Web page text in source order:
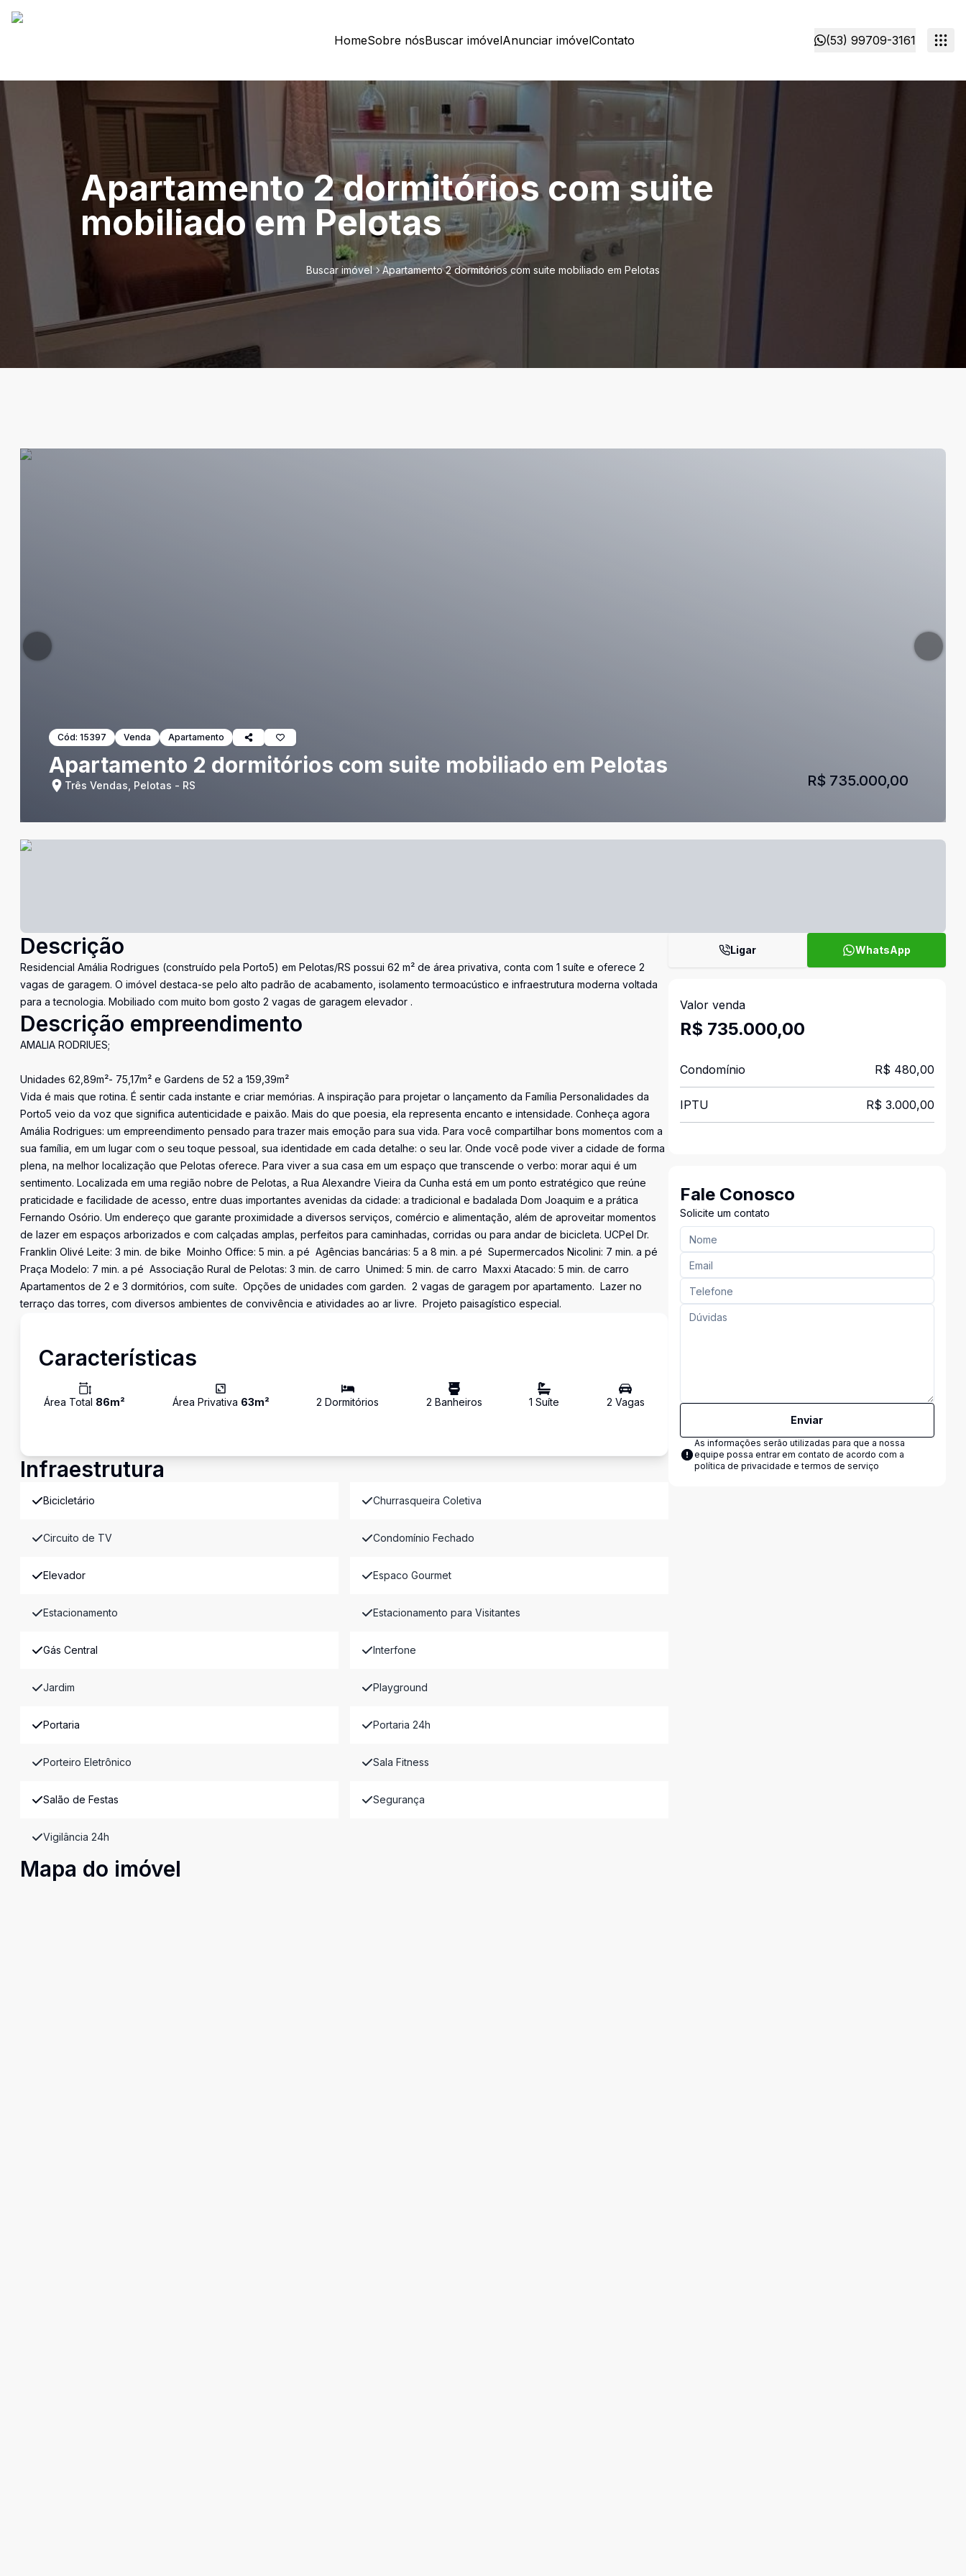
HomeSobre nósBuscar imóvelAnunciar imóvelContato (53) 99709-3161
Apartamento 2 dormitórios com suite
mobiliado em Pelotas
Buscar imóvel Apartamento 2 dormitórios com suite mobiliado em Pelotas
Cód: 15397 Venda Apartamento
Apartamento 2 dormitórios com suite mobiliado em Pelotas
Três Vendas, Pelotas - RS R$ 735.000,00
Descrição
Residencial Amália Rodrigues (construído pela Porto5) em Pelotas/RS possui 62 m² de área privativa, conta com 1 suíte e oferece 2
vagas de garagem. O imóvel destaca-se pelo alto padrão de acabamento, isolamento termoacústico e infraestrutura moderna voltada
para a tecnologia. Mobiliado com muito bom gosto 2 vagas de garagem elevador .
Descrição empreendimento
AMALIA RODRIUES;
Unidades 62,89m²- 75,17m² e Gardens de 52 a 159,39m²
Vida é mais que rotina. É sentir cada instante e criar memórias. A inspiração para projetar o lançamento da Família Personalidades da
Porto5 veio da voz que significa autenticidade e paixão. Mais do que poesia, ela representa encanto e intensidade. Conheça agora
Amália Rodrigues: um empreendimento pensado para trazer mais emoção para sua vida. Para você compartilhar bons momentos com a
sua família, em um lugar com o seu toque pessoal, sua identidade em cada detalhe: o seu lar. Onde você pode viver a cidade de forma
plena, na melhor localização que Pelotas oferece. Para viver a sua casa em um espaço que transcende o verbo: morar aqui é um
sentimento. Localizada em uma região nobre de Pelotas, a Rua Alexandre Vieira da Cunha está em um ponto estratégico que reúne
praticidade e facilidade de acesso, entre duas importantes avenidas da cidade: a tradicional e badalada Dom Joaquim e a prática
Fernando Osório. Um endereço que garante proximidade a diversos serviços, comércio e alimentação, além de aproveitar momentos
de lazer em espaços arborizados e com calçadas amplas, perfeitos para caminhadas, corridas ou para andar de bicicleta. UCPel Dr.
Franklin Olivé Leite: 3 min. de bike  Moinho Office: 5 min. a pé  Agências bancárias: 5 a 8 min. a pé  Supermercados Nicolini: 7 min. a pé 
Praça Modelo: 7 min. a pé  Associação Rural de Pelotas: 3 min. de carro  Unimed: 5 min. de carro  Maxxi Atacado: 5 min. de carro 
Apartamentos de 2 e 3 dormitórios, com suíte.  Opções de unidades com garden.  2 vagas de garagem por apartamento.  Lazer no
terraço das torres, com diversos ambientes de convivência e atividades ao ar livre.  Projeto paisagístico especial.
Características
Área Total 86m² Área Privativa 63m² 2 Dormitórios 2 Banheiros 1 Suíte 2 Vagas
Infraestrutura
Bicicletário Churrasqueira Coletiva
Circuito de TV Condomínio Fechado
Elevador Espaco Gourmet
Estacionamento Estacionamento para Visitantes
Gás Central Interfone
Jardim Playground
Portaria Portaria 24h
Porteiro Eletrônico Sala Fitness
Salão de Festas Segurança
Vigilância 24h
Mapa do imóvel
Ligar WhatsApp
Valor venda
R$ 735.000,00
Condomínio R$ 480,00
IPTU R$ 3.000,00
Fale Conosco
Solicite um contato
Enviar
As informações serão utilizadas para que a nossa
equipe possa entrar em contato de acordo com a
política de privacidade e termos de serviço